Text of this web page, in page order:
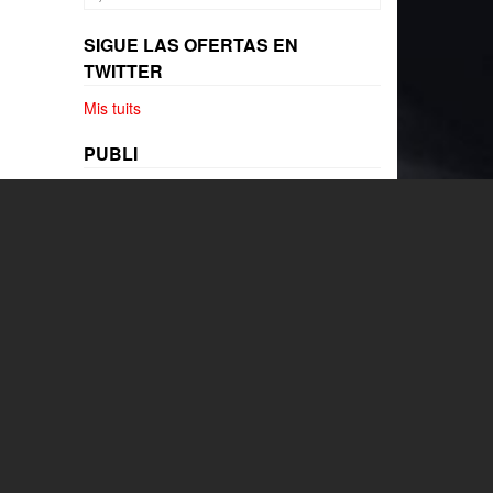
SIGUE LAS OFERTAS EN
TWITTER
Mis tuits
PUBLI